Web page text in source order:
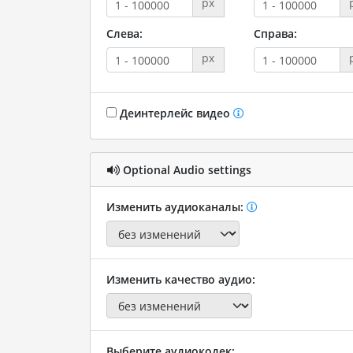
px
Слева:
px
Справа:
Деинтерлейс видео
Optional Audio settings
Изменить аудиоканалы:
Изменить качество аудио: